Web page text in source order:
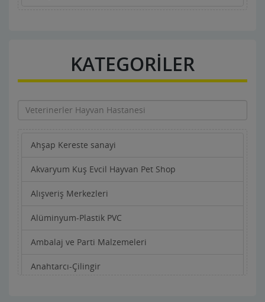
KATEGORİLER
Ahşap Kereste sanayi
Akvaryum Kuş Evcil Hayvan Pet Shop
Alışveriş Merkezleri
Alüminyum-Plastik PVC
Ambalaj ve Parti Malzemeleri
Anahtarcı-Çilingir